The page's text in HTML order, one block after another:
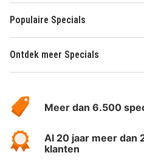
Populaire Specials
Ontdek meer Specials
HotelSpecials
Meer dan 6.500
Al 20 jaar meer dan
klanten